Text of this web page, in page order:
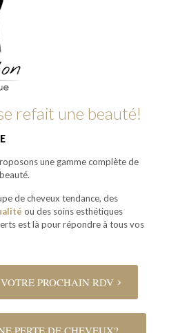
se refait une beauté!
une gamme complète de
de cheveux tendance, des
ou des soins esthétiques
est là pour répondre à tous vos
PROCHAIN RDV
PERTE DE CHEVEUX?